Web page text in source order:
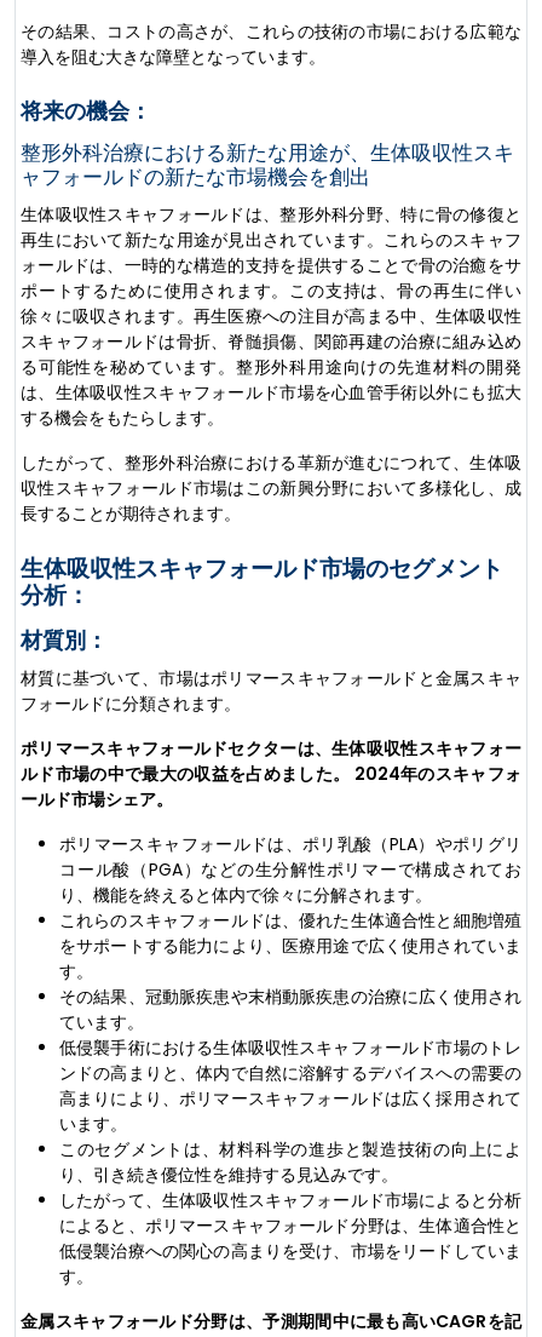
その結果、コストの高さが、これらの技術の市場における広範な
導入を阻む大きな障壁となっています。
将来の機会：
整形外科治療における新たな用途が、生体吸収性スキ
ャフォールドの新たな市場機会を創出
生体吸収性スキャフォールドは、整形外科分野、特に骨の修復と
再生において新たな用途が見出されています。これらのスキャフ
ォールドは、一時的な構造的支持を提供することで骨の治癒をサ
ポートするために使用されます。この支持は、骨の再生に伴い
徐々に吸収されます。再生医療への注目が高まる中、生体吸収性
スキャフォールドは骨折、脊髄損傷、関節再建の治療に組み込め
る可能性を秘めています。整形外科用途向けの先進材料の開発
は、生体吸収性スキャフォールド市場を心血管手術以外にも拡大
する機会をもたらします。
したがって、整形外科治療における革新が進むにつれて、生体吸
収性スキャフォールド市場はこの新興分野において多様化し、成
長することが期待されます。
生体吸収性スキャフォールド市場のセグメント
分析：
材質別：
材質に基づいて、市場はポリマースキャフォールドと金属スキャ
フォールドに分類されます。
ポリマースキャフォールドセクターは、生体吸収性スキャフォー
ルド市場の中で最大の収益を占めました。 2024年のスキャフォ
ールド市場シェア。
ポリマースキャフォールドは、ポリ乳酸（PLA）やポリグリ
コール酸（PGA）などの生分解性ポリマーで構成されてお
り、機能を終えると体内で徐々に分解されます。
これらのスキャフォールドは、優れた生体適合性と細胞増殖
をサポートする能力により、医療用途で広く使用されていま
す。
その結果、冠動脈疾患や末梢動脈疾患の治療に広く使用され
ています。
低侵襲手術における生体吸収性スキャフォールド市場のトレ
ンドの高まりと、体内で自然に溶解するデバイスへの需要の
高まりにより、ポリマースキャフォールドは広く採用されて
います。
このセグメントは、材料科学の進歩と製造技術の向上によ
り、引き続き優位性を維持する見込みです。
したがって、生体吸収性スキャフォールド市場によると分析
によると、ポリマースキャフォールド分野は、生体適合性と
低侵襲治療への関心の高まりを受け、市場をリードしていま
す。
金属スキャフォールド分野は、予測期間中に最も高いCAGRを記